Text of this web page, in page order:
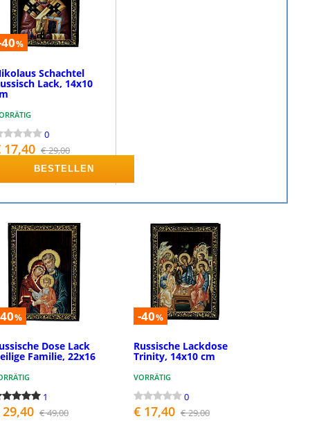
%
Schachtel
Lack, 14x10
0
17,40 € 29,00
BESTELLEN
%
Dose Lack
Familie, 22x16
1
€ 49,00
-40%
Russische Lackdose
Trinity, 14x10 cm
VORRÄTIG
0
€ 17,40 € 29,00